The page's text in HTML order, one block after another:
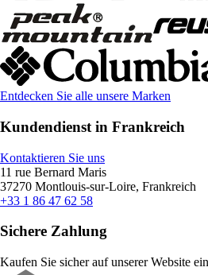
Entdecken Sie alle unsere Marken
Kundendienst in Frankreich
Kontaktieren Sie uns
11 rue Bernard Maris
37270 Montlouis-sur-Loire, Frankreich
+33 1 86 47 62 58
Sichere Zahlung
Kaufen Sie sicher auf unserer Website ein